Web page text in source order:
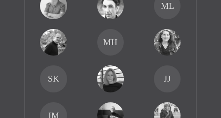
ML
MH
SK JJ
IM